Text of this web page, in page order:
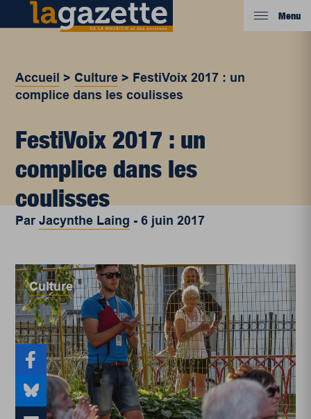
Menu
Accueil > Culture > FestiVoix 2017 : un
complice dans les coulisses
FestiVoix 2017 : un
complice dans les
coulisses
ParJacynthe Laing -6 juin 2017
Culture